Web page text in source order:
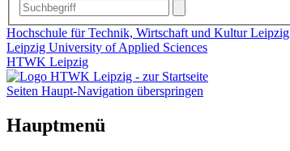
Hochschule für Technik, Wirtschaft und Kultur Leipzig
Leipzig University of Applied Sciences
HTWK Leipzig
Seiten Haupt-Navigation überspringen
Hauptmenü